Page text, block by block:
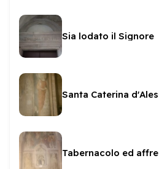
Sia lodato il Signore